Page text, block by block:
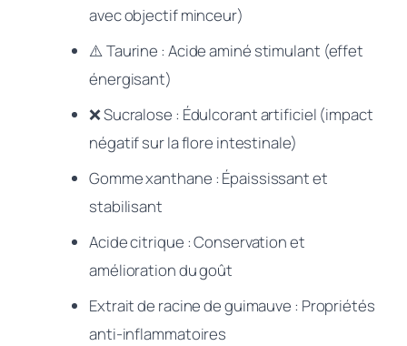
avec objectif minceur)
⚠️ Taurine : Acide aminé stimulant (effet
énergisant)
❌ Sucralose : Édulcorant artificiel (impact
négatif sur la flore intestinale)
Gomme xanthane : Épaississant et
stabilisant
Acide citrique : Conservation et
amélioration du goût
Extrait de racine de guimauve : Propriétés
anti-inflammatoires